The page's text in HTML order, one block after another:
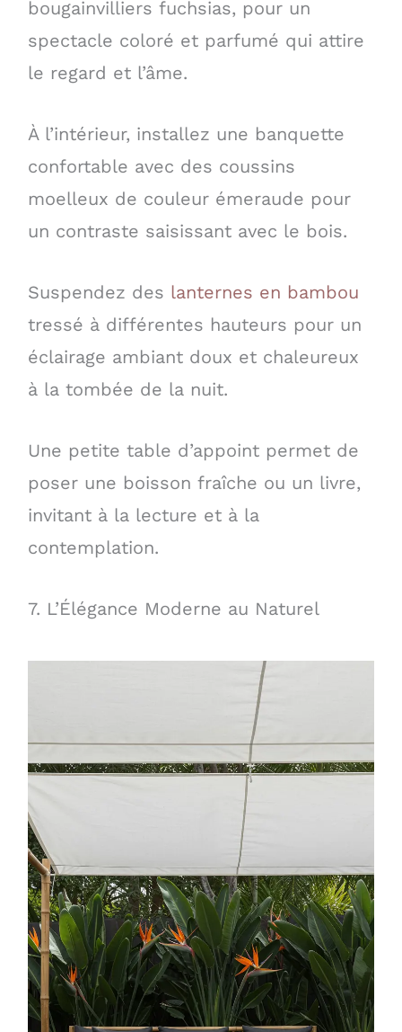
bougainvilliers fuchsias, pour un
spectacle coloré et parfumé qui attire
le regard et l’âme.
À l’intérieur, installez une banquette
confortable avec des coussins
moelleux de couleur émeraude pour
un contraste saisissant avec le bois.
Suspendez des lanternes en bambou
tressé à différentes hauteurs pour un
éclairage ambiant doux et chaleureux
à la tombée de la nuit.
Une petite table d’appoint permet de
poser une boisson fraîche ou un livre,
invitant à la lecture et à la
contemplation.
7. L’Élégance Moderne au Naturel